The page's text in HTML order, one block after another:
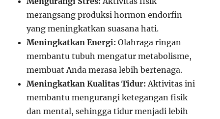
merangsang produksi hormon endorfin
yang meningkatkan suasana hati.
Meningkatkan Energi: Olahraga ringan
membantu tubuh mengatur metabolisme,
membuat Anda merasa lebih bertenaga.
Meningkatkan Kualitas Tidur: Aktivitas ini
membantu mengurangi ketegangan fisik
dan mental, sehingga tidur menjadi lebih